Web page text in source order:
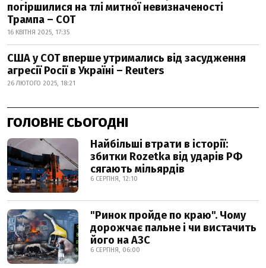
погіршилися на тлі митної невизначеності
Трампа – СОТ
16 КВІТНЯ 2025, 17:35
США у СОТ вперше утримались від засудження
агресії Росії в Україні – Reuters
26 ЛЮТОГО 2025, 18:21
ГОЛОВНЕ СЬОГОДНІ
Найбільші втрати в історії:
збитки Rozetka від ударів РФ
сягають мільярдів
6 СЕРПНЯ, 12:10
"Ринок пройде по краю". Чому
дорожчає пальне і чи вистачить
його на АЗС
6 СЕРПНЯ, 06:00